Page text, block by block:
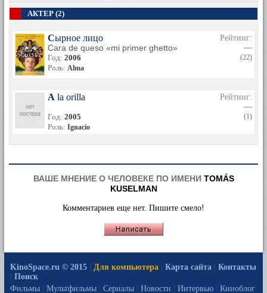
АКТЕР (2)
Сырное лицо
Cara de queso «mi primer ghetto»
Год: 2006
Роль: Alma
Рейтинг:
—
(22)
A la orilla
Год: 2005
Роль: Ignacio
Рейтинг:
—
(1)
ВАШЕ МНЕНИЕ О ЧЕЛОВЕКЕ ПО ИМЕНИ TOMÁS
KUSELMAN
Комментариев еще нет. Пишите смело!
KinoSpace.ru © 2015 Для компьютера Карта сайта
Контакты
Поиск
Фильмы
Мультфильмы Сериалы Новости Интервью Киноблог